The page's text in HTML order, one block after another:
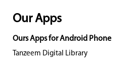
Our Apps
Ours Apps for Android Phone
Tanzeem Digital Library